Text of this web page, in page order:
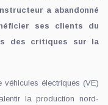
a abandonné
ses clients du
des critiques sur la
véhicules électriques (VE)
la production nord-